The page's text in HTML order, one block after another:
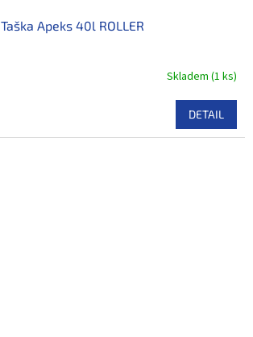
Taška Apeks 40l ROLLER
Skladem (1 ks)
DETAIL